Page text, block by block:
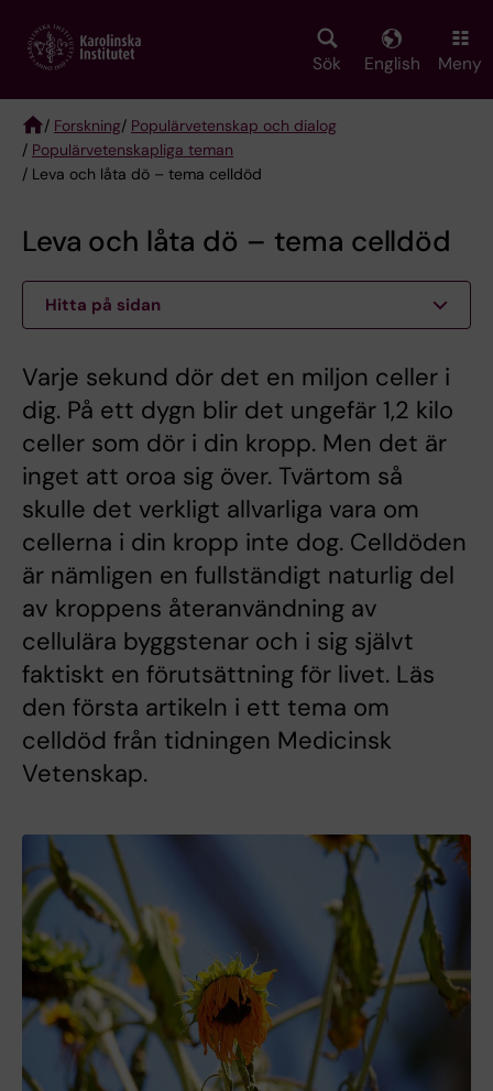
main
Sök English Meny
Breadcrumb
/ Forskning/ Populärvetenskap och dialog
/ Populärvetenskapliga teman
/ Leva och låta dö – tema celldöd
Leva och låta dö – tema celldöd
Hitta på sidan
Varje sekund dör det en miljon celler i
dig. På ett dygn blir det ungefär 1,2 kilo
celler som dör i din kropp. Men det är
inget att oroa sig över. Tvärtom så
skulle det verkligt allvarliga vara om
cellerna i din kropp inte dog. Celldöden
är nämligen en fullständigt naturlig del
av kroppens återanvändning av
cellulära byggstenar och i sig självt
faktiskt en förutsättning för livet. Läs
den första artikeln i ett tema om
celldöd från tidningen Medicinsk
Vetenskap.